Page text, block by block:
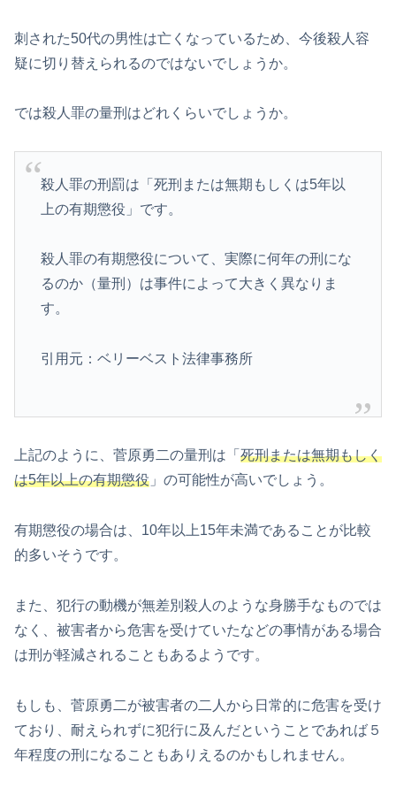
刺された50代の男性は亡くなっているため、今後殺人容
疑に切り替えられるのではないでしょうか。
では殺人罪の量刑はどれくらいでしょうか。
殺人罪の刑罰は「死刑または無期もしくは5年以
上の有期懲役」です。
殺人罪の有期懲役について、実際に何年の刑にな
るのか（量刑）は事件によって大きく異なりま
す。
引用元：ベリーベスト法律事務所
上記のように、菅原勇二の量刑は「 死刑または無期もしく
は5年以上の有期懲役 」の可能性が高いでしょう。
有期懲役の場合は、10年以上15年未満であることが比較
的多いそうです。
また、犯行の動機が無差別殺人のような身勝手なものでは
なく、被害者から危害を受けていたなどの事情がある場合
は刑が軽減されることもあるようです。
もしも、菅原勇二が被害者の二人から日常的に危害を受け
ており、耐えられずに犯行に及んだということであれば５
年程度の刑になることもありえるのかもしれません。